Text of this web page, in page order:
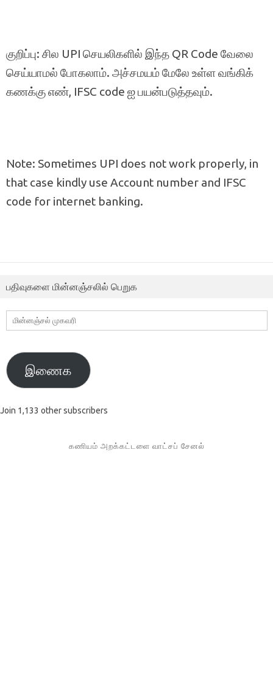
குறிப்பு: சில UPI செயலிகளில் இந்த QR Code வேலை
செய்யாமல் போகலாம். அச்சமயம் மேலே உள்ள வங்கிக்
கணக்கு எண், IFSC code ஐ பயன்படுத்தவும்.
Note: Sometimes UPI does not work properly, in
that case kindly use Account number and IFSC
code for internet banking.
பதிவுகளை மின்னஞ்சலில் பெறுக
மின்னஞ்சல்
முகவரி
இணைக
Join 1,133 other subscribers
கணியம் அறக்கட்டளை வாட்சப் சேனல்